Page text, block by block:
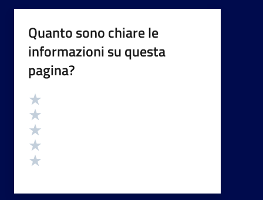
Quanto sono chiare le
informazioni su questa
pagina?
Valutazione